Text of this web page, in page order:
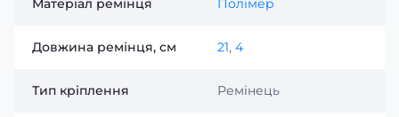
Матеріал ремінця Полімер
Довжина ремінця, см 21, 4
Тип кріплення Ремінець